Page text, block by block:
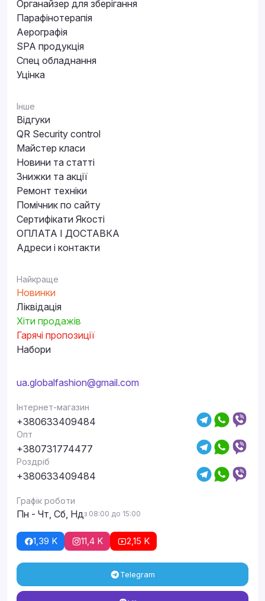
Органайзер для зберігання
Парафінотерапія
Аерографія
SPA продукція
Спец обладнання
Уцінка
Інше
Відгуки
QR Security control
Майстер класи
Новини та статті
Знижки та акції
Ремонт техніки
Помічник по сайту
Сертифікати Якості
ОПЛАТА І ДОСТАВКА
Адреси і контакти
Найкраще
Новинки
Ліквідація
Хіти продажів
Гарячі пропозиції
Набори
ua.globalfashion@gmail.com
Інтернет-магазин
+380633409484
Опт
+380731774477
Роздріб
+380633409484
Графік роботи
Пн - Чт, Сб, Ндз 08:00 до 15:00
1,39 K 11,4 K 2,15 K
Telegram